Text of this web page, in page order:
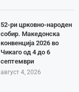
52-ри црковно-народен
собир. Македонска
конвенција 2026 во
Чикаго од 4 до 6
септември
август 4, 2026